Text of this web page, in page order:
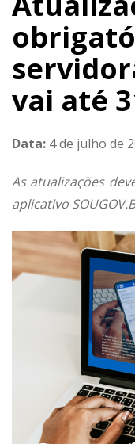
vai até
Data: 4 de julho de
As atualizações
aplicativo